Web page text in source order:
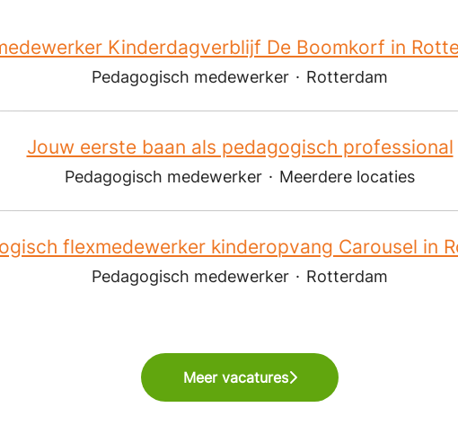
Kinderdagverblijf De Boomkorf in
Pedagogisch medewerker · Rotterdam
Jouw eerste baan als pedagogisch professional
Pedagogisch medewerker · Meerdere locaties
flexmedewerker kinderopvang Carousel in
Pedagogisch medewerker · Rotterdam
Meer vacatures